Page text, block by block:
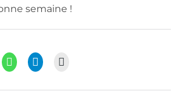
semaine !